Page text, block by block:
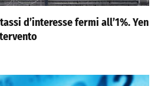
d’interesse fermi all’1%. Yen